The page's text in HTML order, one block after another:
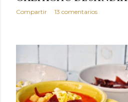
Compartir 13 comentarios